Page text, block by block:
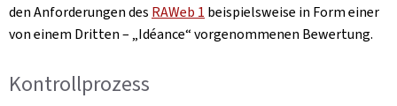
den Anforderungen des RAWeb 1 beispielsweise in Form einer
von einem Dritten – „Idéance“ vorgenommenen Bewertung.
Kontrollprozess